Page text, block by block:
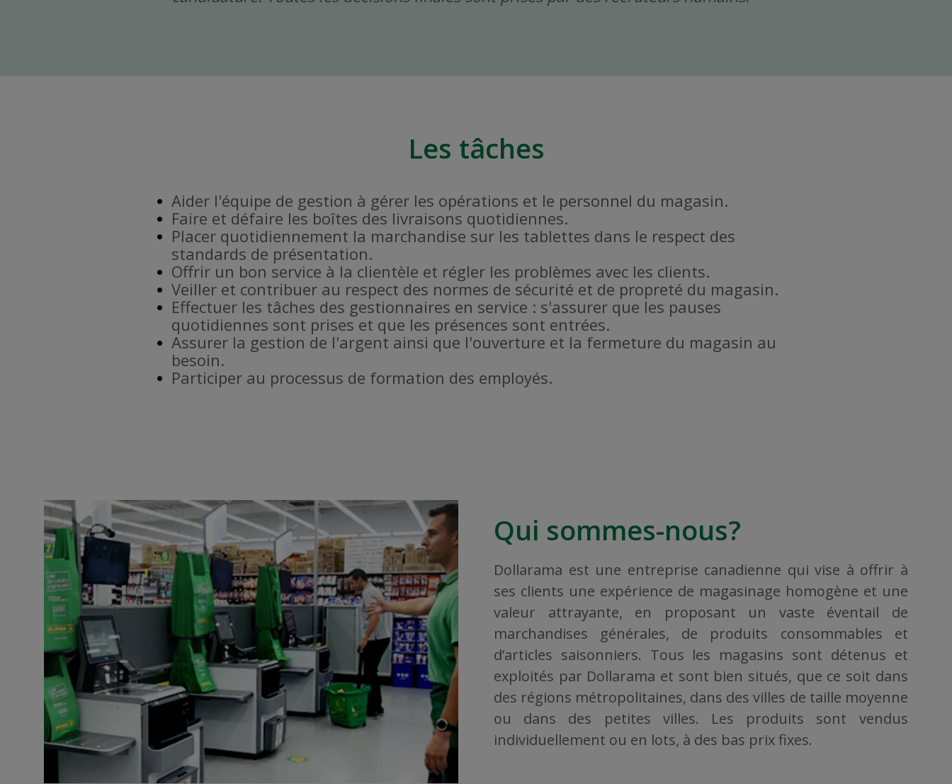
Les tâches
Aider l'équipe de gestion à gérer les opérations et le personnel du magasin.
Faire et défaire les boîtes des livraisons quotidiennes.
Placer quotidiennement la marchandise sur les tablettes dans le respect des
standards de présentation.
Offrir un bon service à la clientèle et régler les problèmes avec les clients.
Veiller et contribuer au respect des normes de sécurité et de propreté du magasin.
Effectuer les tâches des gestionnaires en service : s'assurer que les pauses
quotidiennes sont prises et que les présences sont entrées.
Assurer la gestion de l'argent ainsi que l'ouverture et la fermeture du magasin au
besoin.
Participer au processus de formation des employés.
Qui sommes-nous?
Dollarama est une entreprise canadienne qui vise à offrir à
ses clients une expérience de magasinage homogène et une
valeur attrayante, en proposant un vaste éventail de
marchandises générales, de produits consommables et
d’articles saisonniers. Tous les magasins sont détenus et
exploités par Dollarama et sont bien situés, que ce soit dans
des régions métropolitaines, dans des villes de taille moyenne
ou dans des petites villes. Les produits sont vendus
individuellement ou en lots, à des bas prix fixes.